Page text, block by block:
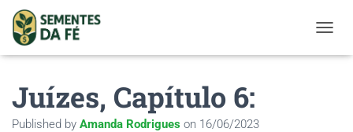
Juízes, Capítulo 6:
Published by Amanda Rodrigues on 16/06/2023